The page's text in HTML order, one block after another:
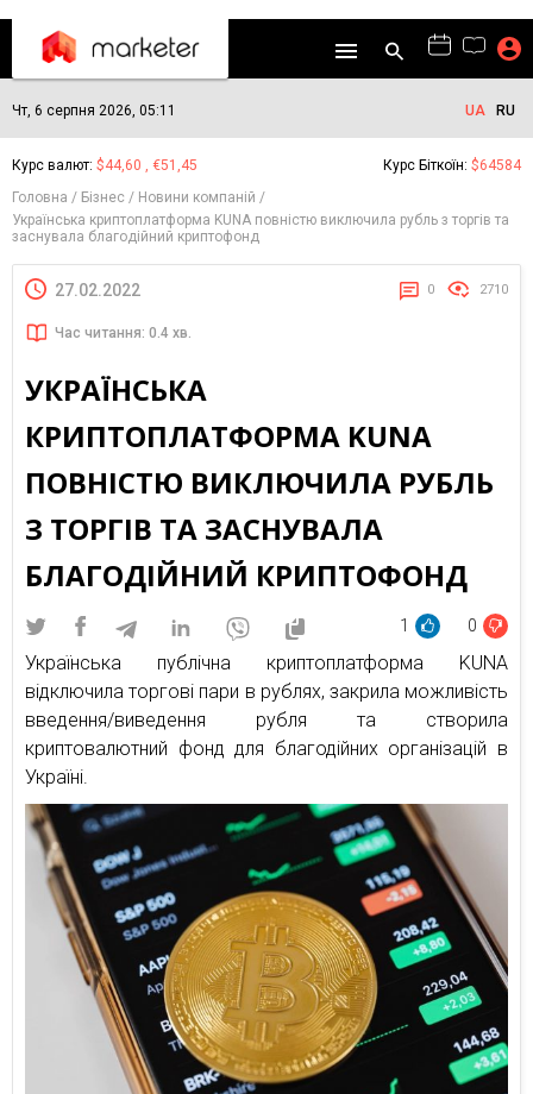
Чт, 6 серпня 2026, 05:11 UA RU
Курс валют: $44,60 , €51,45 Курс Біткоїн: $64584
Головна
Бізнес
Новини компаній
Українська криптоплатформа KUNA повністю виключила рубль з торгів та
заснувала благодійний криптофонд
27.02.2022 0 2710
Час читання: 0.4 хв.
УКРАЇНСЬКА
КРИПТОПЛАТФОРМА KUNA
ПОВНІСТЮ ВИКЛЮЧИЛА РУБЛЬ
З ТОРГІВ ТА ЗАСНУВАЛА
БЛАГОДІЙНИЙ КРИПТОФОНД
1 0
Українська публічна криптоплатформа KUNA
відключила торгові пари в рублях, закрила можливість
введення/виведення рубля та створила
криптовалютний фонд для благодійних організацій в
Україні.